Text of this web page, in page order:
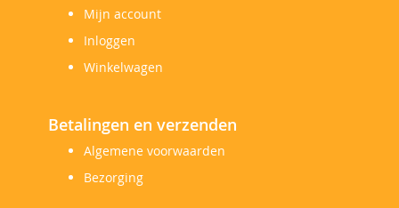
Mijn account
Inloggen
Winkelwagen
Betalingen en verzenden
Algemene voorwaarden
Bezorging